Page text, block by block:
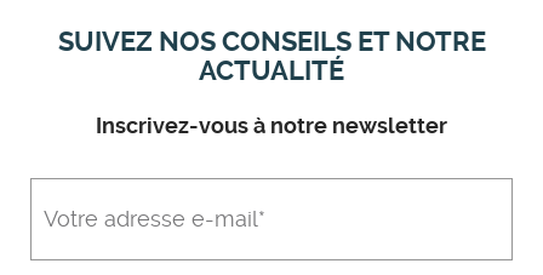
SUIVEZ NOS CONSEILS ET NOTRE
ACTUALITÉ
Inscrivez-vous à notre newsletter